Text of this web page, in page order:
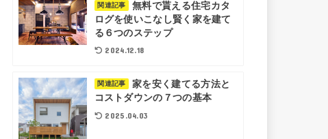
関連記事
無料で貰える住宅カタ
ログを使いこなし賢く家を建て
る６つのステップ
2024.12.18
関連記事
家を安く建てる方法と
コストダウンの７つの基本
2025.04.03